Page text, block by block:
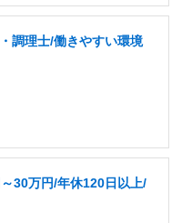
調理士/働きやすい環境
30万円/年休120日以上/